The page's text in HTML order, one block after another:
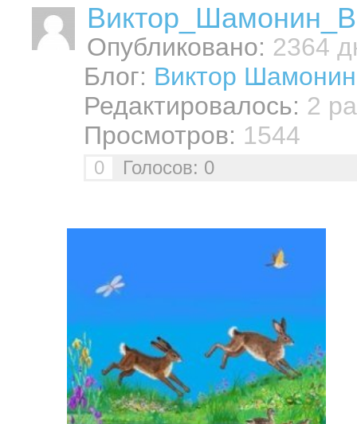
Опубликовано: 2364
Блог: Виктор
Редактировалось: 2
Просмотров: 1544
0 Голосов: 0